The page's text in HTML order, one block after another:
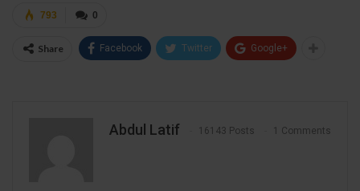
0
793
Share Facebook Twitter Google+
Abdul Latif 16143 Posts 1 Comments